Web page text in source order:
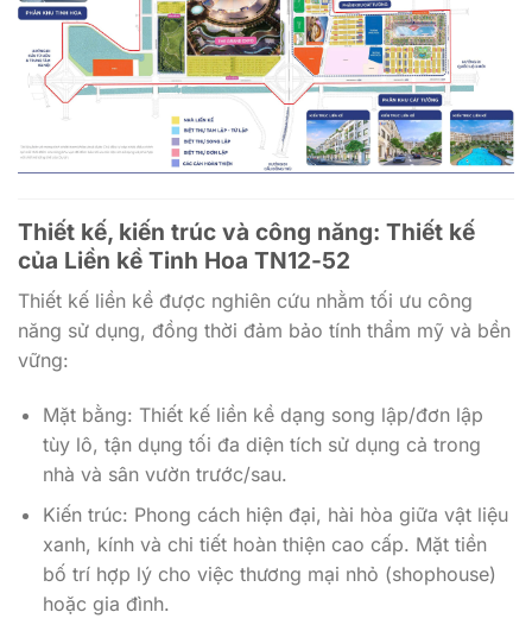
Thiết kế, kiến trúc và công năng: Thiết kế
của Liền kề Tinh Hoa TN12-52
Thiết kế liền kề được nghiên cứu nhằm tối ưu công
năng sử dụng, đồng thời đảm bảo tính thẩm mỹ và bền
vững:
Mặt bằng: Thiết kế liền kề dạng song lập/đơn lập
tùy lô, tận dụng tối đa diện tích sử dụng cả trong
nhà và sân vườn trước/sau.
Kiến trúc: Phong cách hiện đại, hài hòa giữa vật liệu
xanh, kính và chi tiết hoàn thiện cao cấp. Mặt tiền
bố trí hợp lý cho việc thương mại nhỏ (shophouse)
hoặc gia đình.